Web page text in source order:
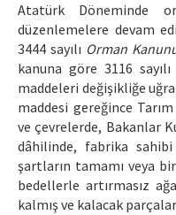
Atatürk Döneminde
düzenlemelere devam
3444 sayılı Orman
kanuna göre 3116
maddeleri değişikliğe
maddesi gereğince
ve çevrelerde, Bakanlar
dâhilinde, fabrika sahibi
şartların tamamı veya
bedellerle artırmasız
kalmış ve kalacak